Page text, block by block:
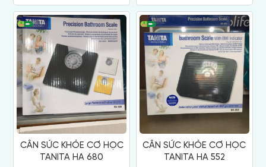
CÂN SỨC KHỎE CƠ HỌC
TANITA HA 680
CÂN SỨC KHỎE CƠ HỌC
TANITA HA 552